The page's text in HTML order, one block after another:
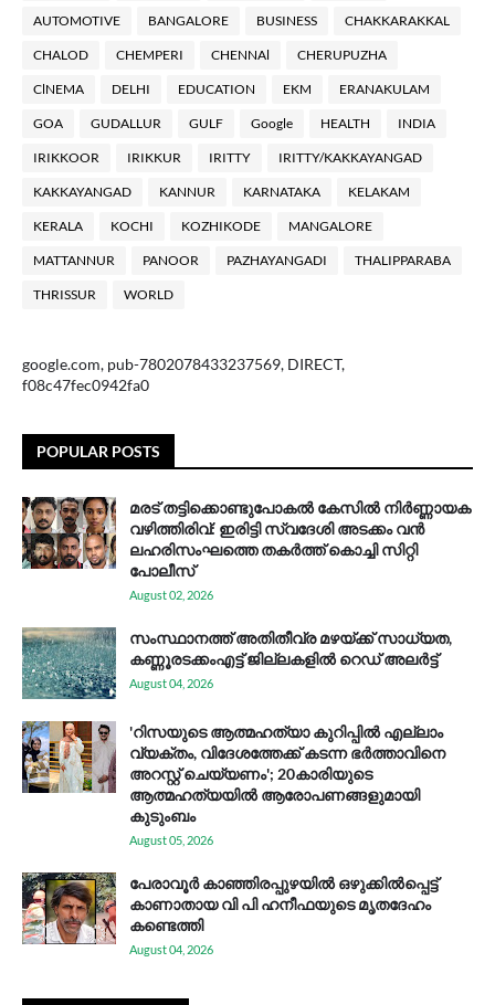
AUTOMOTIVE BANGALORE BUSINESS CHAKKARAKKAL
CHALOD CHEMPERI CHENNAl CHERUPUZHA
ClNEMA DELHI EDUCATION EKM ERANAKULAM
GOA GUDALLUR GULF Google HEALTH INDIA
IRIKKOOR IRIKKUR IRITTY IRITTY/KAKKAYANGAD
KAKKAYANGAD KANNUR KARNATAKA KELAKAM
KERALA KOCHI KOZHIKODE MANGALORE
MATTANNUR PANOOR PAZHAYANGADI THALIPPARABA
THRISSUR WORLD
google.com, pub-7802078433237569, DIRECT,
f08c47fec0942fa0
POPULAR POSTS
മരട് തട്ടിക്കൊണ്ടുപോകൽ കേസിൽ നിർണ്ണായക
വഴിത്തിരിവ്: ഇരിട്ടി സ്വദേശി അടക്കം വൻ
ലഹരിസംഘത്തെ തകർത്ത് കൊച്ചി സിറ്റി
പോലീസ്
August 02, 2026
സം​സ്ഥാ​ന​ത്ത് അ​തി​തീ​വ്ര മ​ഴ​യ്ക്ക് സാ​ധ്യ​ത,
കണ്ണൂരടക്കംഎ​ട്ട് ജി​ല്ല​ക​ളി​ൽ റെ​ഡ് അ​ലർ​ട്ട്
August 04, 2026
'റിസയുടെ ആത്മഹത്യാ കുറിപ്പിൽ എല്ലാം
വ്യക്തം, വിദേശത്തേക്ക് കടന്ന ഭർത്താവിനെ
അറസ്റ്റ് ചെയ്യണം'; 20കാരിയുടെ
ആത്മഹത്യയിൽ ആരോപണങ്ങളുമായി
കുടുംബം
August 05, 2026
പേരാവൂർ കാഞ്ഞിരപ്പുഴയിൽ ഒഴുക്കിൽപ്പെട്ട്
കാണാതായ വി പി ഹനീഫയുടെ മൃതദേഹം
കണ്ടെത്തി
August 04, 2026